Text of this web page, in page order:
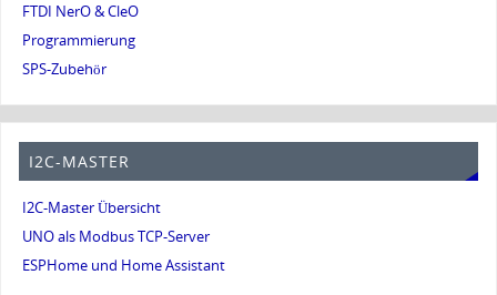
FTDI NerO & CleO
Programmierung
SPS-Zubehör
I2C-MASTER
I2C-Master Übersicht
UNO als Modbus TCP-Server
ESPHome und Home Assistant